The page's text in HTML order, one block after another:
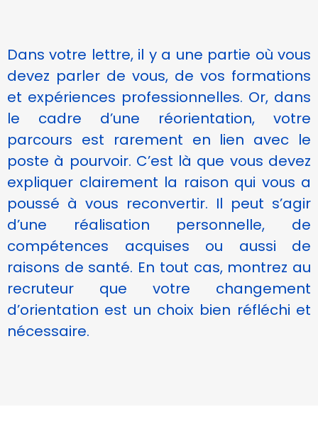
Dans votre lettre, il y a une partie où vous
devez parler de vous, de vos formations
et expériences professionnelles. Or, dans
le cadre d’une réorientation, votre
parcours est rarement en lien avec le
poste à pourvoir. C’est là que vous devez
expliquer clairement la raison qui vous a
poussé à vous reconvertir. Il peut s’agir
d’une réalisation personnelle, de
compétences acquises ou aussi de
raisons de santé. En tout cas, montrez au
recruteur que votre changement
d’orientation est un choix bien réfléchi et
nécessaire.
site Web
aussi bien que
possible lors
de votre
visite. Si vous
refusez ces
certaines
fonctionnalités
disparaîtront
du site Web.
Marketing
En partageant
votre intérêt et
comportement
lorsque vous